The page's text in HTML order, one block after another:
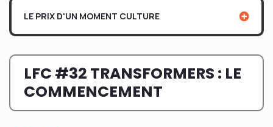
LE PRIX D'UN MOMENT CULTURE
LFC #32 TRANSFORMERS : LE
COMMENCEMENT